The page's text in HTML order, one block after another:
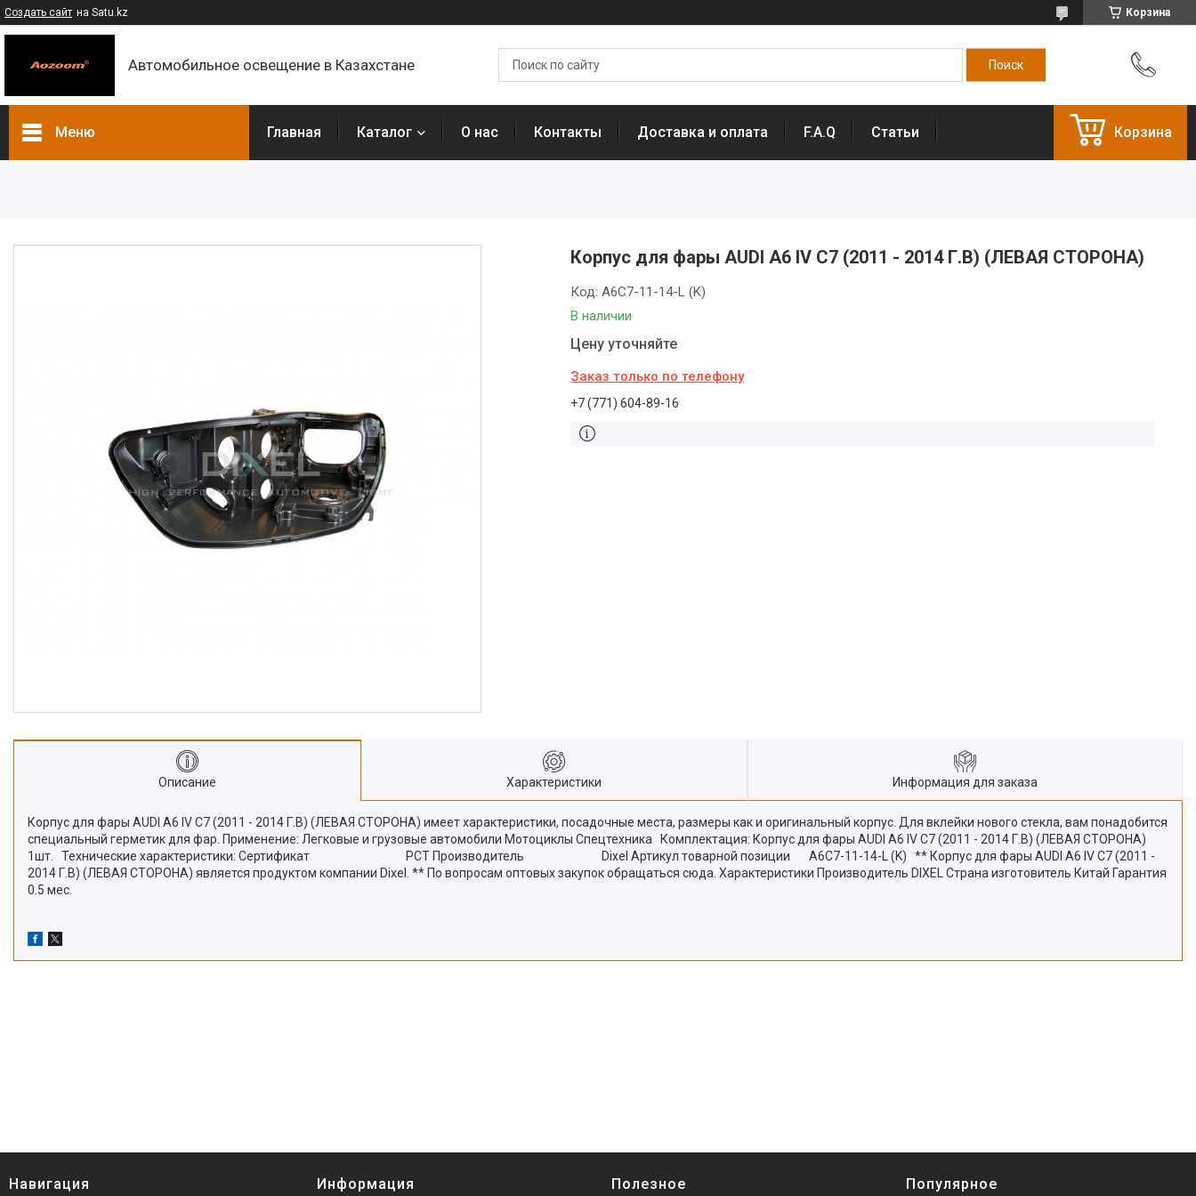
Создать сайт на Satu.kz Корзина
Автомобильное освещение в Казахстане
Меню Главная Каталог О нас Контакты Доставка и оплата F.A.Q Статьи Корзина
Корпус для фары AUDI A6 IV C7 (2011 - 2014 Г.В) (ЛЕВАЯ СТОРОНА)
В наличии
Код:A6C7-11-14-L (K)
Цену уточняйте
Заказ только по телефону
+7 (771) 604-89-16
Описание Характеристики Информация для заказа
Корпус для фары AUDI A6 IV C7 (2011 - 2014 Г.В) (ЛЕВАЯ СТОРОНА) имеет характеристики, посадочные места, размеры как и оригинальный корпус. Для вклейки нового стекла, вам понадобится
специальный герметик для фар. Применение: Легковые и грузовые автомобили Мотоциклы Спецтехника Комплектация: Корпус для фары AUDI A6 IV C7 (2011 - 2014 Г.В) (ЛЕВАЯ СТОРОНА)
1шт. Технические характеристики: Сертификат РСТ Производитель Dixel Артикул товарной позиции A6C7-11-14-L (K) ** Корпус для фары AUDI A6 IV C7 (2011 -
2014 Г.В) (ЛЕВАЯ СТОРОНА) является продуктом компании Dixel. ** По вопросам оптовых закупок обращаться сюда. Характеристики Производитель DIXEL Страна изготовитель Китай Гарантия
0.5 мес.
Навигация Информация Полезное Популярное